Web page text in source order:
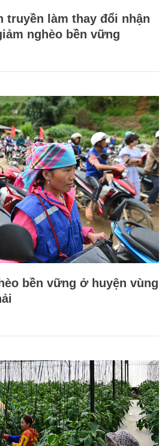
truyền làm thay đổi nhận
nghèo bền vững
bền vững ở huyện vùng